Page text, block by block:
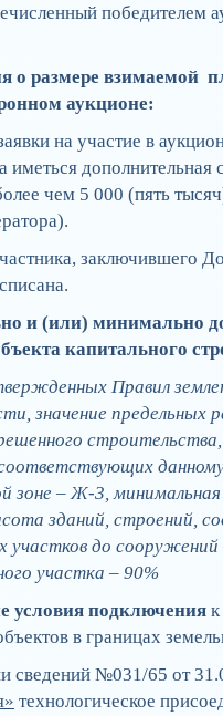
победителем
о размере взимаемой
аукционе:
на участие в
чем 5 000 (пять
заключившего
и (или) минимально
капитального
Правил
значение предельных
зоне – Ж-3,
зданий, строений,
участков до
участка – 90%
условия подключения
в границах
сведений №031/65 от
технологическое